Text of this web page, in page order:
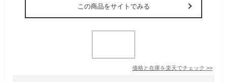
この商品をサイトでみる
価格と在庫を楽天でチェック >>